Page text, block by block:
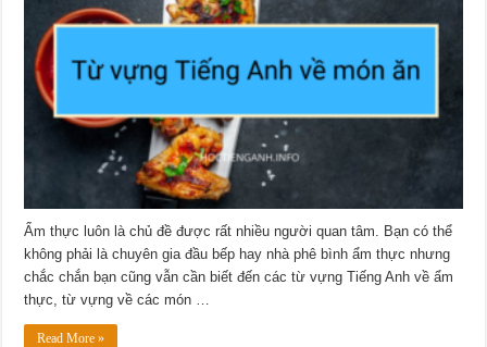
về
Ẩm thực luôn là chủ đề được rất nhiều người quan tâm. Bạn có thể
không phải là chuyên gia đầu bếp hay nhà phê bình ẩm thực nhưng
chắc chắn bạn cũng vẫn cần biết đến các từ vựng Tiếng Anh về ẩm
thực, từ vựng về các món …
Read More »